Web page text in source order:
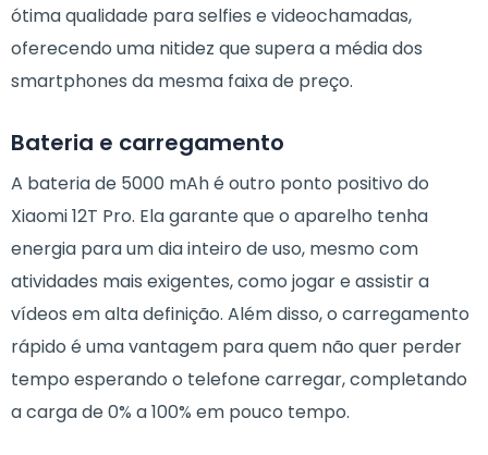
ótima qualidade para selfies e videochamadas,
oferecendo uma nitidez que supera a média dos
smartphones da mesma faixa de preço.
Bateria e carregamento
A bateria de 5000 mAh é outro ponto positivo do
Xiaomi 12T Pro. Ela garante que o aparelho tenha
energia para um dia inteiro de uso, mesmo com
atividades mais exigentes, como jogar e assistir a
vídeos em alta definição. Além disso, o carregamento
rápido é uma vantagem para quem não quer perder
tempo esperando o telefone carregar, completando
a carga de 0% a 100% em pouco tempo.